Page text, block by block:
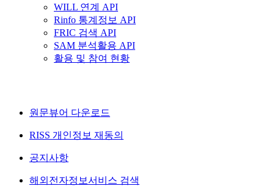
WILL 연계 API
Rinfo 통계정보 API
FRIC 검색 API
SAM 분석활용 API
활용 및 참여 현황
원문뷰어 다운로드
RISS 개인정보 재동의
공지사항
해외전자정보서비스 검색